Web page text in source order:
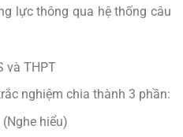
lực thông qua hệ thống câu
và THPT
nghiệm chia thành 3 phần:
hiểu)